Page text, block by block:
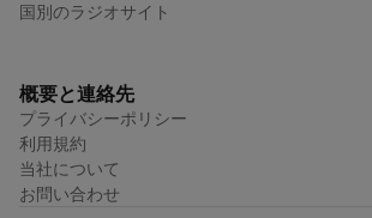
国別のラジオサイト
概要と連絡先
プライバシーポリシー
利用規約
当社について
お問い合わせ